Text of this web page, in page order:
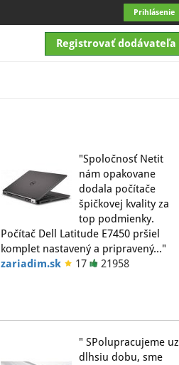
Prihlásenie
Registrovať dodávateľa
"Spoločnosť Netit
nám opakovane
dodala počítače
špičkovej kvality za
top podmienky.
Počítač Dell Latitude E7450 pršiel
komplet nastavený a pripravený…"
zariadim.sk
17 21958
" SPolupracujeme uz
dlhsiu dobu, sme